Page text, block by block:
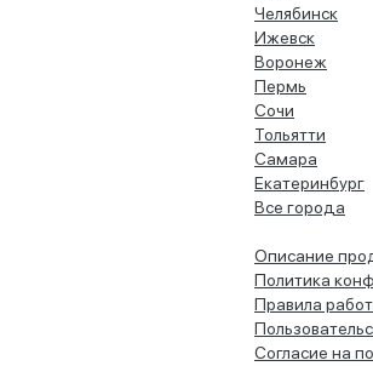
Челябинск
Ижевск
Воронеж
Пермь
Сочи
Тольятти
Самара
Екатеринбург
Все города
Описание
Политика
Правила
Согласие на